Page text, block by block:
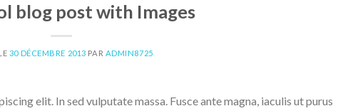
blog post with Images
30 DÉCEMBRE 2013 PAR ADMIN8725
elit. In sed vulputate massa. Fusce ante magna, iaculis ut purus